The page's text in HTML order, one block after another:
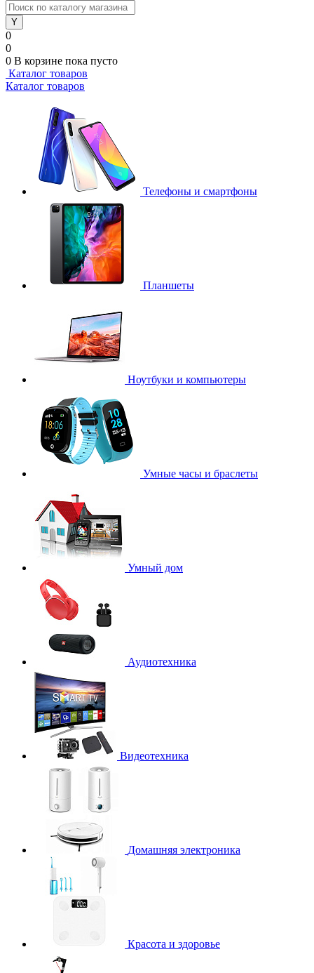
0
0
0 В корзине пока пусто
Каталог товаров
Каталог товаров
Телефоны и смартфоны
Планшеты
Ноутбуки и компьютеры
Умные часы и браслеты
Умный дом
Аудиотехника
Видеотехника
Домашняя электроника
Красота и здоровье